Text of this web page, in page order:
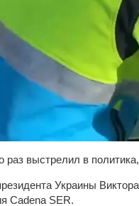
раз выстрелил в
Украины
Cadena SER.